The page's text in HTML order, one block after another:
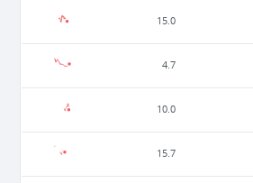
15.0
4.7
10.0
15.7